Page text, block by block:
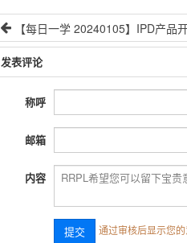
【每日一学 20240105】IPD产品
发表评论
称呼
邮箱
内容
通过审核后显示您